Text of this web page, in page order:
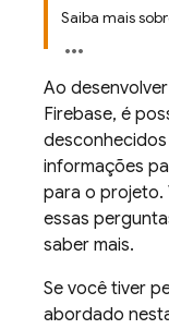
Saiba mais
Ao
Firebase, é
desconhecidos
informações
para o projeto.
essas
saber mais.
Se você tiver
abordado